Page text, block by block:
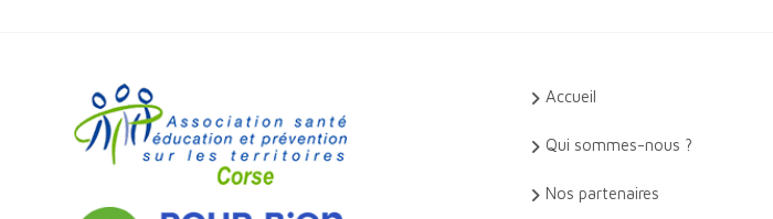
Accueil
Qui sommes-nous ?
Nos partenaires